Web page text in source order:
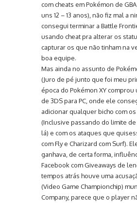
com cheats em Pokémon de
uns 12 – 13 anos), não fiz mal a
consegui terminar a Battle
usando cheat pra alterar os
capturar os que não tinham na
boa equipe.
Mas ainda no assunto de
(Juro de pé junto que foi meu
época do Pokémon XY
de 3DS para PC, onde ele
adicionar qualquer bicho com
(Inclusive passando do limite
lá) e com os ataques que
com Fly e Charizard com Surf).
ganhava, de certa forma,
Facebook com Giveaways de
tempos atrás houve uma
(Video Game Championchip)
Company, parece que o player